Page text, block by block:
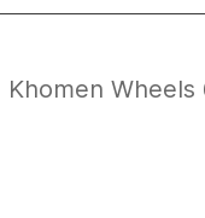
Khomen Wheels